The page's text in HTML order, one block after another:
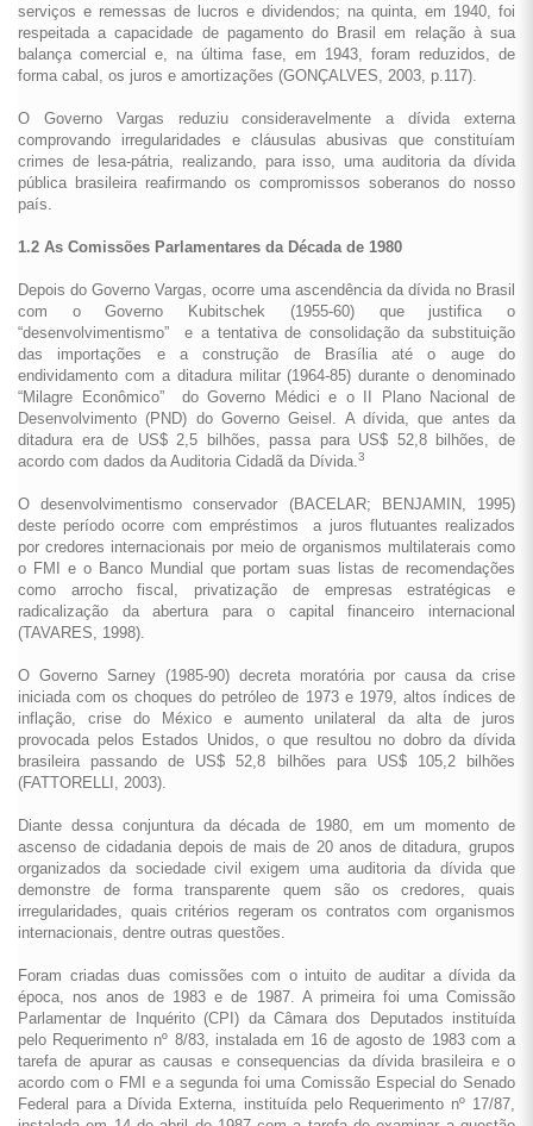
serviços e remessas de lucros e dividendos; na quinta, em 1940, foi
respeitada a capacidade de pagamento do Brasil em relação à sua
balança comercial e, na última fase, em 1943, foram reduzidos, de
forma cabal, os juros e amortizações (GONÇALVES, 2003, p.117).
O Governo Vargas reduziu consideravelmente a dívida externa
comprovando irregularidades e cláusulas abusivas que constituíam
crimes de lesa-pátria, realizando, para isso, uma auditoria da dívida
pública brasileira reafirmando os compromissos soberanos do nosso
país.
1.2 As Comissões Parlamentares da Década de 1980
Depois do Governo Vargas, ocorre uma ascendência da dívida no Brasil
com o Governo Kubitschek (1955-60) que justifica o
“desenvolvimentismo” e a tentativa de consolidação da substituição
das importações e a construção de Brasília até o auge do
endividamento com a ditadura militar (1964-85) durante o denominado
“Milagre Econômico” do Governo Médici e o II Plano Nacional de
Desenvolvimento (PND) do Governo Geisel. A dívida, que antes da
ditadura era de US$ 2,5 bilhões, passa para US$ 52,8 bilhões, de
acordo com dados da Auditoria Cidadã da Dívida. 3
O desenvolvimentismo conservador (BACELAR; BENJAMIN, 1995)
deste período ocorre com empréstimos a juros flutuantes realizados
por credores internacionais por meio de organismos multilaterais como
o FMI e o Banco Mundial que portam suas listas de recomendações
como arrocho fiscal, privatização de empresas estratégicas e
radicalização da abertura para o capital financeiro internacional
(TAVARES, 1998).
O Governo Sarney (1985-90) decreta moratória por causa da crise
iniciada com os choques do petróleo de 1973 e 1979, altos índices de
inflação, crise do México e aumento unilateral da alta de juros
provocada pelos Estados Unidos, o que resultou no dobro da dívida
brasileira passando de US$ 52,8 bilhões para US$ 105,2 bilhões
(FATTORELLI, 2003).
Diante dessa conjuntura da década de 1980, em um momento de
ascenso de cidadania depois de mais de 20 anos de ditadura, grupos
organizados da sociedade civil exigem uma auditoria da dívida que
demonstre de forma transparente quem são os credores, quais
irregularidades, quais critérios regeram os contratos com organismos
internacionais, dentre outras questões.
Foram criadas duas comissões com o intuito de auditar a dívida da
época, nos anos de 1983 e de 1987. A primeira foi uma Comissão
Parlamentar de Inquérito (CPI) da Câmara dos Deputados instituída
pelo Requerimento nº 8/83, instalada em 16 de agosto de 1983 com a
tarefa de apurar as causas e consequencias da dívida brasileira e o
acordo com o FMI e a segunda foi uma Comissão Especial do Senado
Federal para a Dívida Externa, instituída pelo Requerimento nº 17/87,